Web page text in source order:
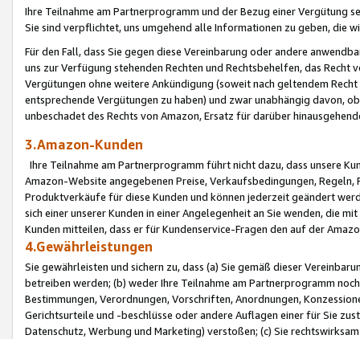
Ihre Teilnahme am Partnerprogramm und der Bezug einer Vergütung
Sie sind verpflichtet, uns umgehend alle Informationen zu geben, die
Für den Fall, dass Sie gegen diese Vereinbarung oder andere
uns zur Verfügung stehenden Rechten und Rechtsbehelfen, das
Vergütungen ohne weitere Ankündigung (soweit nach geltendem
entsprechende Vergütungen zu haben) und zwar unabhängig davon,
unbeschadet des Rechts von Amazon, Ersatz für darüber
3.Amazon-Kunden
Ihre Teilnahme am Partnerprogramm führt nicht dazu, dass unsere
Amazon-Website angegebenen Preise, Verkaufsbedingungen,
Produktverkäufe für diese Kunden und können jederzeit geändert
sich einer unserer Kunden in einer Angelegenheit an Sie wenden, die
Kunden mitteilen, dass er für Kundenservice-Fragen den auf der
4.Gewährleistungen
Sie gewährleisten und sichern zu, dass (a) Sie gemäß dieser
betreiben werden; (b) weder Ihre Teilnahme am Partnerprogramm
Bestimmungen, Verordnungen, Vorschriften, Anordnungen,
Gerichtsurteile und -beschlüsse oder andere Auflagen einer für Sie
Datenschutz, Werbung und Marketing) verstoßen; (c) Sie